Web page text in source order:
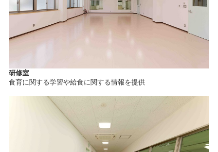
研修室
食育に関する学習や給食に関する情報を提供